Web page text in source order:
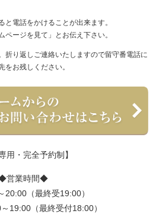
と電話をかけることが出来ます。
ページを見て」とお伝え下さい。
り返しご連絡いたしますので留守番電話に
をお残しください。
用・完全予約制】
営業時間◆
20:00（最終受19:00）
19:00（最終受付18:00）